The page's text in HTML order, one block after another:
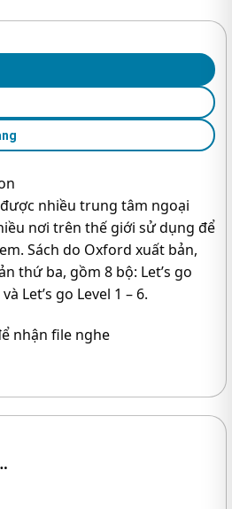
được nhiều trung tâm ngoại
nơi trên thế giới sử dụng để
Sách do Oxford xuất bản,
thứ ba, gồm 8 bộ: Let’s go
Let’s go Level 1 – 6.
nhận file nghe